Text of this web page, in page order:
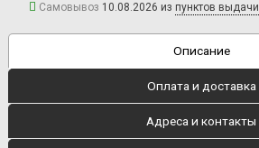
Самовывоз 10.08.2026 из пунктов выдачи
Описание
Оплата и доставка
Адреса и контакты